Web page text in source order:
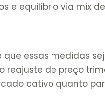
e equilíbrio via mix
que essas medidas
reajuste de preço
cativo quanto